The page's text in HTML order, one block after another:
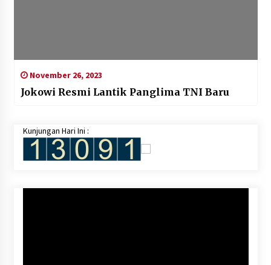
November 26, 2023
Jokowi Resmi Lantik Panglima TNI Baru
Kunjungan Hari Ini :